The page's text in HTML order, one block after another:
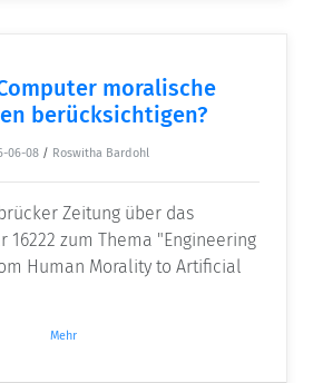
moralische
berücksichtigen?
06-08 / Roswitha Bardohl
Zeitung über das
16222 zum Thema "Engineering
Human Morality to Artificial
Mehr